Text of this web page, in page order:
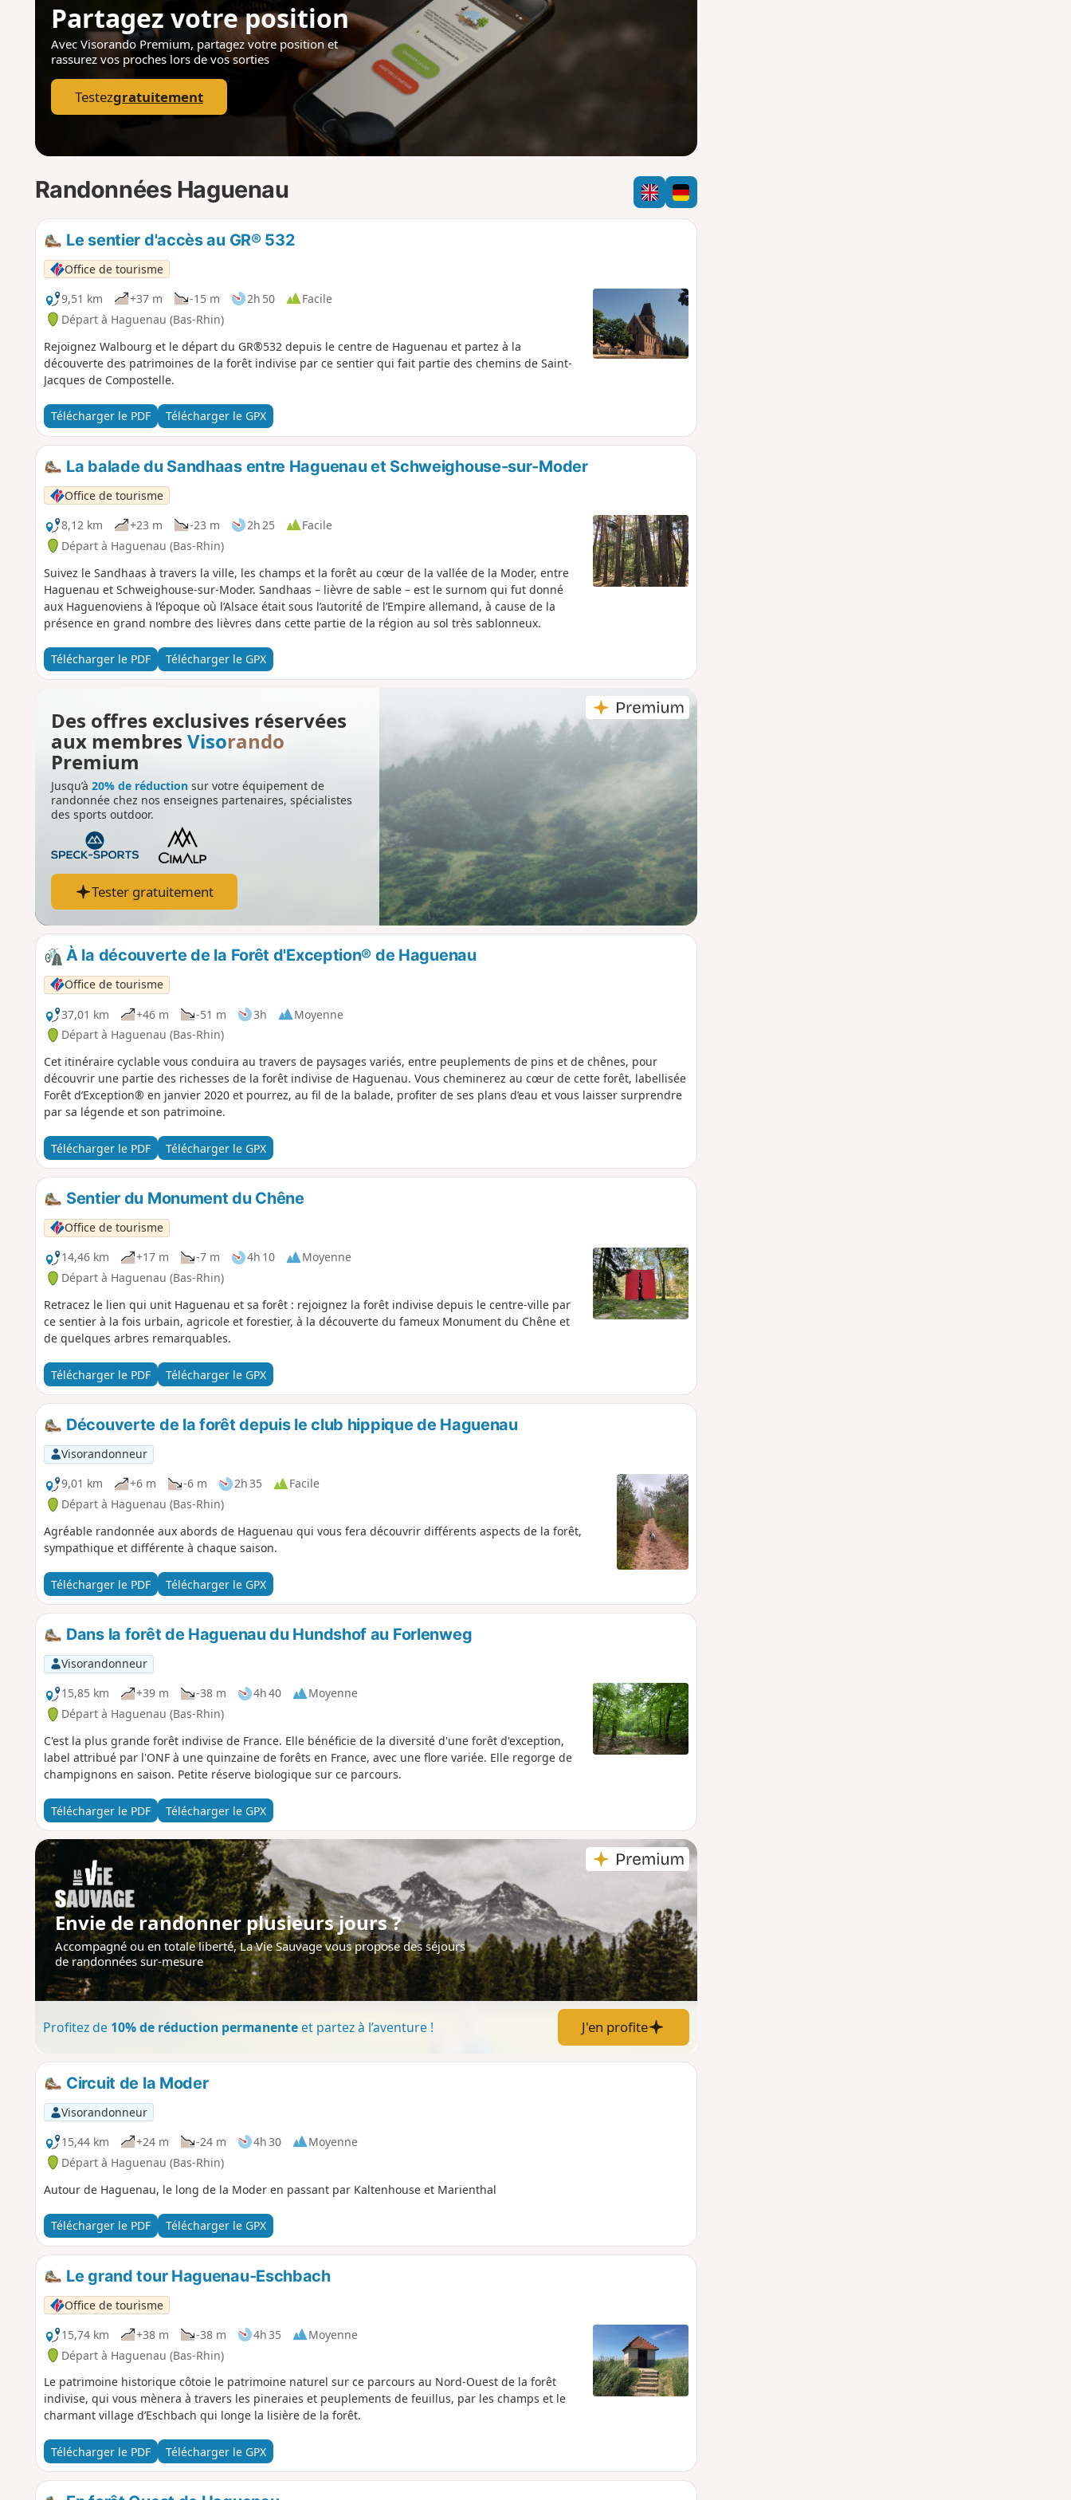
Partagez votre position
Avec Visorando Premium, partagez votre positionet
rassurez vos proches lors de vos sorties
Testezgratuitement
Randonnées Haguenau
Le sentier d'accès au GR® 532
Office de tourisme
9,51 km
+37 m -15 m 2h 50
Facile
Départ à Haguenau (Bas-Rhin)
Rejoignez Walbourg et le départ du GR®532 depuis le centre de Haguenau et partez à la
découverte des patrimoines de la forêt indivise par ce sentier qui fait partie des chemins de Saint-
Jacques de Compostelle.
Télécharger le PDF Télécharger le GPX
La balade du Sandhaas entre Haguenau et Schweighouse-sur-Moder
Office de tourisme
8,12 km
+23 m -23 m 2h 25
Facile
Départ à Haguenau (Bas-Rhin)
Suivez le Sandhaas à travers la ville, les champs et la forêt au cœur de la vallée de la Moder, entre
Haguenau et Schweighouse-sur-Moder. Sandhaas – lièvre de sable – est le surnom qui fut donné
aux Haguenoviens à l’époque où l’Alsace était sous l’autorité de l’Empire allemand, à cause de la
présence en grand nombre des lièvres dans cette partie de la région au sol très sablonneux.
Télécharger le PDF Télécharger le GPX
Des offres exclusives réservées
aux membres Visorando
Premium
Jusqu’à 20% de réductionsur votre équipement de
randonnée chez nos enseignes partenaires, spécialistes
des sports outdoor.
Tester gratuitement
À la découverte de la Forêt d'Exception® de Haguenau
Office de tourisme
37,01 km
+46 m -51 m 3h
Moyenne
Départ à Haguenau (Bas-Rhin)
Cet itinéraire cyclable vous conduira au travers de paysages variés, entre peuplements de pins et de chênes, pour
découvrir une partie des richesses de la forêt indivise de Haguenau. Vous cheminerez au cœur de cette forêt, labellisée
Forêt d’Exception® en janvier 2020 et pourrez, au fil de la balade, profiter de ses plans d’eau et vous laisser surprendre
par sa légende et son patrimoine.
Télécharger le PDF Télécharger le GPX
Sentier du Monument du Chêne
Office de tourisme
14,46 km
+17 m -7 m 4h 10
Moyenne
Départ à Haguenau (Bas-Rhin)
Retracez le lien qui unit Haguenau et sa forêt : rejoignez la forêt indivise depuis le centre-ville par
ce sentier à la fois urbain, agricole et forestier, à la découverte du fameux Monument du Chêne et
de quelques arbres remarquables.
Télécharger le PDF Télécharger le GPX
Découverte de la forêt depuis le club hippique de Haguenau
Visorandonneur
9,01 km
+6 m -6 m 2h 35
Facile
Départ à Haguenau (Bas-Rhin)
Agréable randonnée aux abords de Haguenau qui vous fera découvrir différents aspects de la forêt,
sympathique et différente à chaque saison.
Télécharger le PDF Télécharger le GPX
Dans la forêt de Haguenau du Hundshof au Forlenweg
Visorandonneur
15,85 km
+39 m -38 m 4h 40
Moyenne
Départ à Haguenau (Bas-Rhin)
C'est la plus grande forêt indivise de France. Elle bénéficie de la diversité d'une forêt d'exception,
label attribué par l'ONF à une quinzaine de forêts en France, avec une flore variée. Elle regorge de
champignons en saison. Petite réserve biologique sur ce parcours.
Télécharger le PDF Télécharger le GPX
Envie de randonner plusieurs jours ?
Accompagné ou en totale liberté, La Vie Sauvage vous propose des séjours
de randonnées sur-mesure
Profitez de 10% de réduction permanenteet partez à l’aventure ! J'en profite
Circuit de la Moder
Visorandonneur
15,44 km
+24 m -24 m 4h 30
Moyenne
Départ à Haguenau (Bas-Rhin)
Autour de Haguenau, le long de la Moder en passant par Kaltenhouse et Marienthal
Télécharger le PDF Télécharger le GPX
Le grand tour Haguenau-Eschbach
Office de tourisme
15,74 km
+38 m -38 m 4h 35
Moyenne
Départ à Haguenau (Bas-Rhin)
Le patrimoine historique côtoie le patrimoine naturel sur ce parcours au Nord-Ouest de la forêt
indivise, qui vous mènera à travers les pineraies et peuplements de feuillus, par les champs et le
charmant village d’Eschbach qui longe la lisière de la forêt.
Télécharger le PDF Télécharger le GPX